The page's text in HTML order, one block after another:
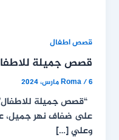
قصص اطفال
قصص جميلة
Roma/6 مارس، 2024
“قصص جميلة
على ضفاف نهر جميل،
وعلي […]